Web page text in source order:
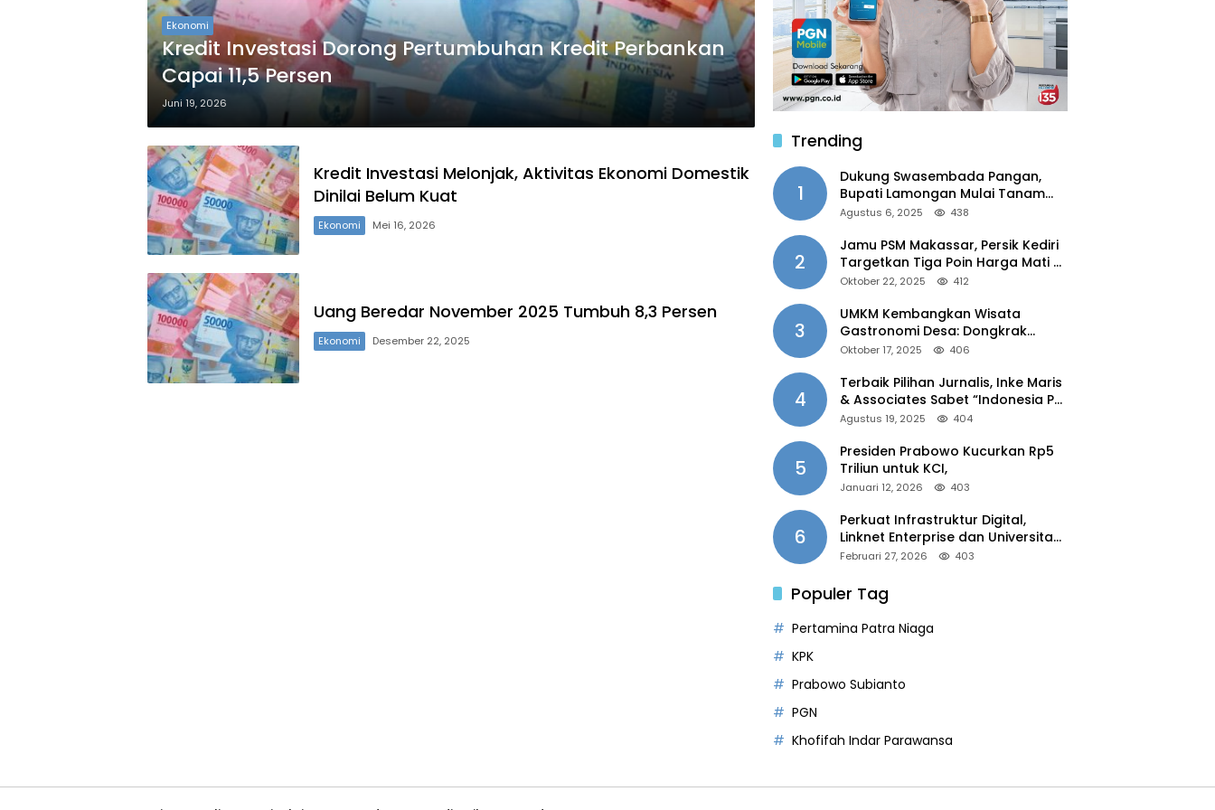
Ekonomi
Kredit Investasi Dorong Pertumbuhan Kredit Perbankan
Capai 11,5 Persen
Juni 19, 2026
Kredit Investasi Melonjak, Aktivitas Ekonomi Domestik
Dinilai Belum Kuat
Ekonomi Mei 16, 2026
Uang Beredar November 2025 Tumbuh 8,3 Persen
Ekonomi Desember 22, 2025
Trending
1
Dukung Swasembada Pangan,
Bupati Lamongan Mulai Tanam
Padi Musim Ketiga
Agustus 6, 2025 438
2
Jamu PSM Makassar, Persik Kediri
Targetkan Tiga Poin Harga Mati di
Kandang
Oktober 22, 2025 412
3
UMKM Kembangkan Wisata
Gastronomi Desa: Dongkrak
Ekonomi Daerah, Perluas Pasar
Oktober 17, 2025 406
4
Terbaik Pilihan Jurnalis, Inke Maris
& Associates Sabet “Indonesia PR
of the Year 2025”
Agustus 19, 2025 404
5
Presiden Prabowo Kucurkan Rp5
Triliun untuk KCI,
Januari 12, 2026 403
6
Perkuat Infrastruktur Digital,
Linknet Enterprise dan Universitas
Jember Jalin Kolaborasi Smart
Februari 27, 2026 403
Populer Tag
Pertamina Patra Niaga
KPK
Prabowo Subianto
PGN
Khofifah Indar Parawansa